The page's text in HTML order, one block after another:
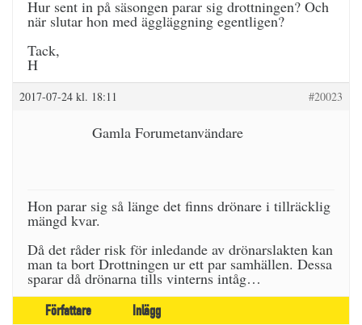
Hur sent in på säsongen parar sig drottningen? Och
när slutar hon med äggläggning egentligen?
Tack,
H
2017-07-24 kl. 18:11 #20023
Gamla Forumetanvändare
Hon parar sig så länge det finns drönare i tillräcklig
mängd kvar.
Då det råder risk för inledande av drönarslakten kan
man ta bort Drottningen ur ett par samhällen. Dessa
sparar då drönarna tills vinterns intåg…
Författare Inlägg